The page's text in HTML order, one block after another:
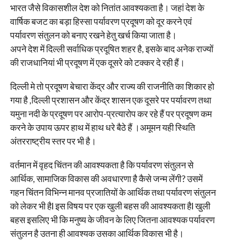
भारत जैसे विकासशील देश को नितांत आवश्यकता है। जहां देश के
वार्षिक बजट का बड़ा हिस्सा पर्यावरण प्रदूषण को दूर करने एवं
पर्यावरण संतुलन को बनाए रखने हेतु खर्च किया जाता है।
अपने देश में दिल्ली सर्वाधिक प्रदूषित शहर है, इसके बाद अनेक राज्यों
की राजधानियां भी प्रदूषण में एक दूसरे को टक्कर दे रही हैं।
दिल्ली मे तो प्रदूषण बेचारा केंद्र और राज्य की राजनीति का शिकार हो
गया है ,दिल्ली प्रशासन और केंद्र शासन एक दूसरे पर पर्यावरण तथा
यमुना नदी के प्रदूषण पर आरोप-प्रत्यारोप कर रहे हैं पर प्रदूषण कम
करने के उपाय ऊपर हाथ में हाथ धरे बैठे हैं ।अमूमन यही स्थिति
अंतरराष्ट्रीय स्तर पर भी है।
वर्तमान में वृहद चिंतन की आवश्यकता है कि पर्यावरण संतुलन से
आर्थिक, सामाजिक विकास की अवधारणा है कैसे जन्म लेंगी? उसमें
गहन चिंतन विभिन्न मानव प्रजातियों के आर्थिक तथा पर्यावरण संतुलन
को लेकर भी हैl इस विषय पर एक खुली बहस की आवश्यकता हैl खुली
बहस इसलिए भी कि मनुष्य के जीवन के लिए जितना आवश्यक पर्यावरण
संतुलन है उतना ही आवश्यक उसका आर्थिक विकास भी है।